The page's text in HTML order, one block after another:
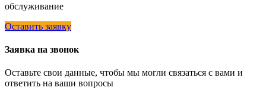
обслуживание
Оставить заявку
Заявка на звонок
Оставьте свои данные, чтобы мы могли связаться с вами и
ответить на ваши вопросы